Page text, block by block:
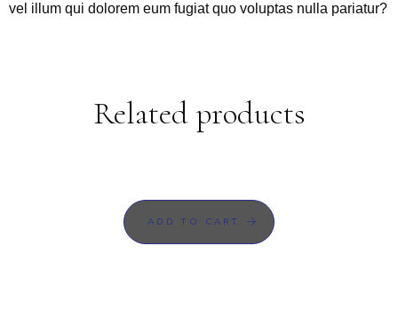
vel illum qui dolorem eum fugiat quo voluptas nulla pariatur?
Related products
ADD TO CART